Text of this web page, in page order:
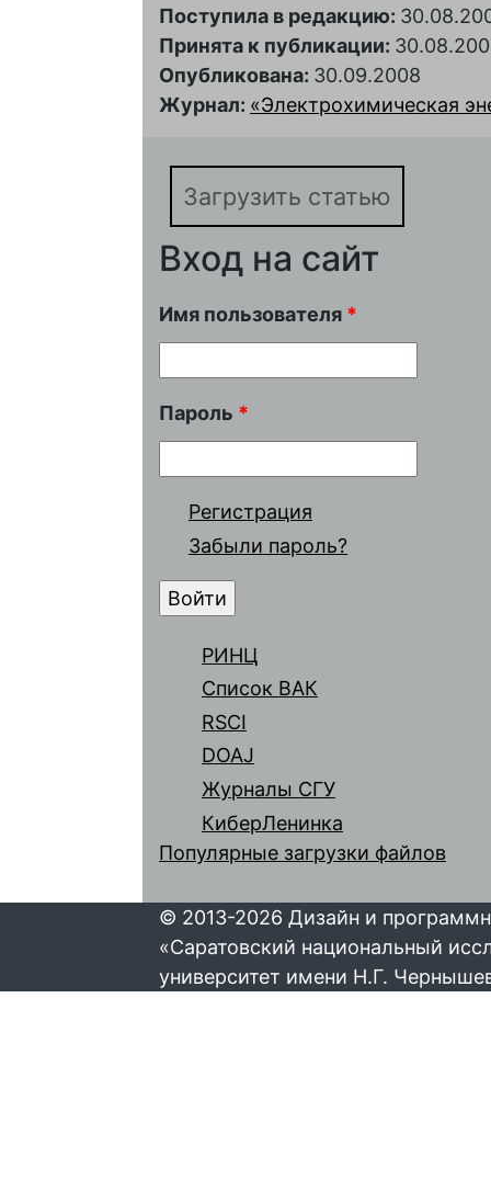
Поступила в редакцию:
Принята к публикации:
Опубликована: 30.09.2008
Журнал: «Электрохимическая
Загрузить статью
Вход на сайт
Имя пользователя *
Пароль *
Регистрация
Забыли пароль?
РИНЦ
Список ВАК
RSCI
DOAJ
Журналы СГУ
КиберЛенинка
Популярные загрузки файлов
© 2013-2026 Дизайн и
«Саратовский национальный
университет имени Н.Г.